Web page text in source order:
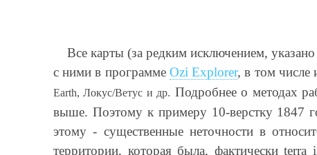
Все карты (за редким исключением,
с ними в программе Ozi Explorer, в том числе
Earth, Локус/Ветус и др. Подробнее о методах
выше. Поэтому к примеру 10-верстку 1847
этому - существенные неточности в
территории, которая была, фактически